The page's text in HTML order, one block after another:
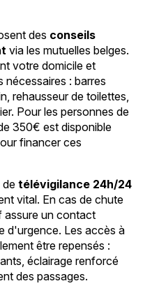
des conseils
via les mutuelles belges.
votre domicile et
: barres
rehausseur de toilettes,
Pour les personnes de
350€ est disponible
financer ces
detélévigilance 24h/24
vital. En cas de chute
assure un contact
d'urgence. Les accès à
être repensés :
éclairage renforcé
des passages.